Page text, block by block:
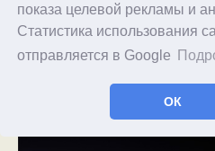
показа целевой рекламы и
Статистика использования
отправляется в Google
ОК
Просмотр по
Есть настройки с
функций и эквалайзера.